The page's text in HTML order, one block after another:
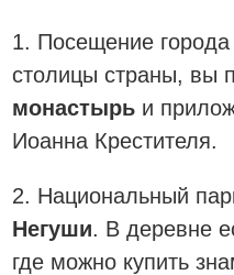
1. Посещение города
столицы страны, вы
монастырь и
Иоанна Крестителя.
2. Национальный
Негуши. В деревне
где можно купить